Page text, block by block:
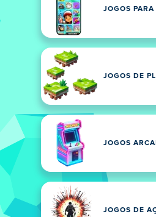
JOGOS PARA
JOGOS DE
JOGOS
JOGOS DE